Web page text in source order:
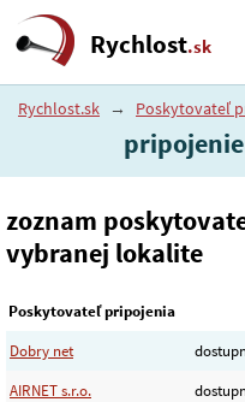
Rychlost.sk
Rychlost.sk → Poskytovateľ
zoznam
vybranej lokalite
Poskytovateľ pripojenia
Dobry net
AIRNET s.r.o.